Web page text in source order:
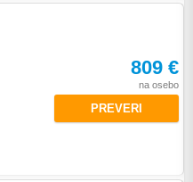
809 €
na osebo
PREVERI